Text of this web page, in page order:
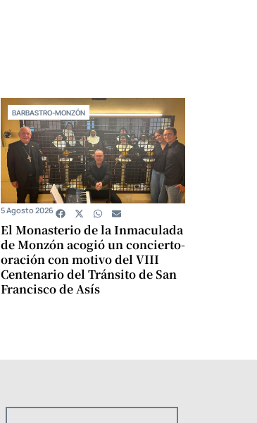
BARBASTRO-MONZÓN
El Monasterio de la Inmaculada
de Monzón acogió un concierto-
oración con motivo del VIII
Centenario del Tránsito de San
Francisco de Asís
5 Agosto 2026